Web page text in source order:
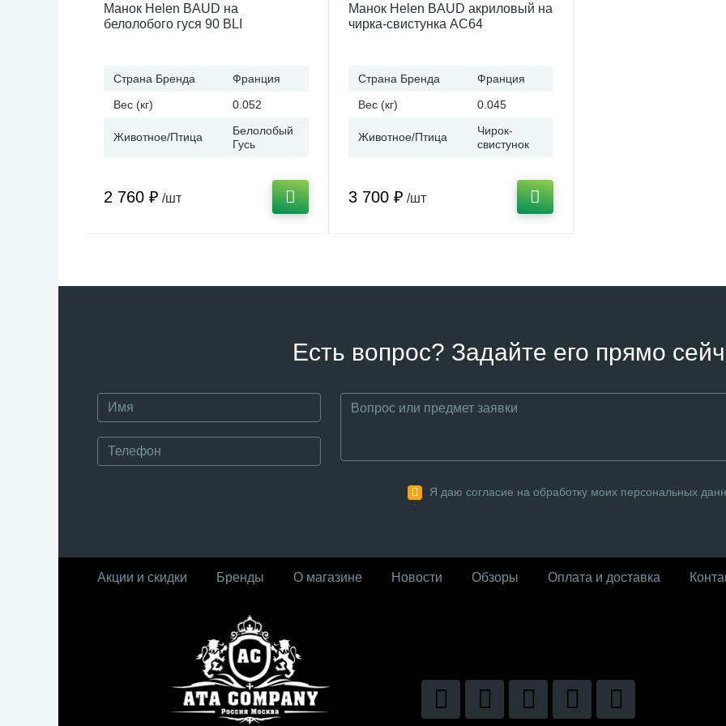
Манок Helen BAUD на
белолобого гуся 90 BLI
Страна Бренда
Франция
Вес (кг)
0.052
Животное/Птица
Белолобый
Гусь
2 760 ₽ /шт
Манок Helen BAUD акриловый на
чирка-свистунка AC64
Страна Бренда
Франция
Вес (кг)
0.045
Животное/Птица
Чирок-
свистунок
3 700 ₽ /шт
Есть вопрос? Задайте его прямо
Я даю согласие на обработку моих персональных
Акции и скидки Бренды О магазине Новости Обзоры Оплата и доставка